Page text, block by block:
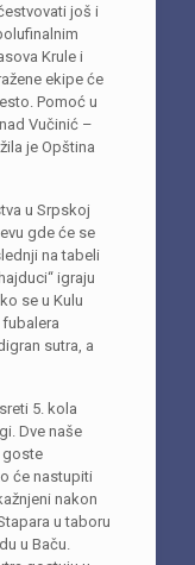
još i
Krule i
ekipe će
Pomoć u
Vučinić –
je Opština
u Srpskoj
gde će se
na tabeli
igraju
se u Kulu
sutra, a
5. kola
Dve naše
goste
će nastupiti
nakon
u taboru
u Baču.